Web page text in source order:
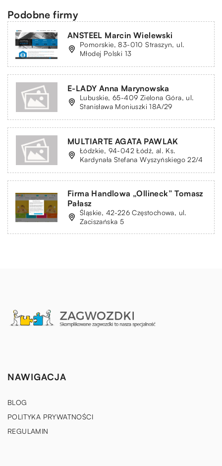
Podobne firmy
ANSTEEL Marcin Wielewski
Pomorskie, 83-010 Straszyn, ul.
Młodej Polski 13
E-LADY Anna Marynowska
Lubuskie, 65-409 Zielona Góra, ul.
Stanisława Moniuszki 18A/29
MULTIARTE AGATA PAWLAK
Łódzkie, 94-042 Łódź, al. Ks.
Kardynała Stefana Wyszyńskiego 22/4
Firma Handlowa „Ollineck” Tomasz
Pałasz
Śląskie, 42-226 Częstochowa, ul.
Zaciszańska 5
NAWIGACJA
BLOG
POLITYKA PRYWATNOŚCI
REGULAMIN